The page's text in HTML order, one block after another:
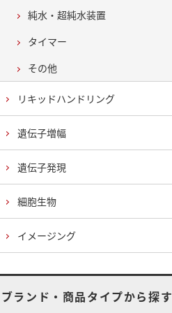
純水・超純水装置
タイマー
その他
リキッドハンドリング
遺伝子増幅
遺伝子発現
細胞生物
イメージング
ブランド・商品タイプから探す